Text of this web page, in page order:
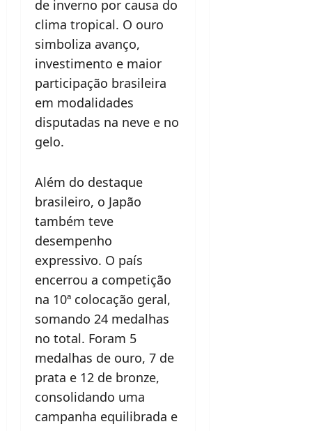
de inverno por causa do
clima tropical. O ouro
simboliza avanço,
investimento e maior
participação brasileira
em modalidades
disputadas na neve e no
gelo.
Além do destaque
brasileiro, o Japão
também teve
desempenho
expressivo. O país
encerrou a competição
na 10ª colocação geral,
somando 24 medalhas
no total. Foram 5
medalhas de ouro, 7 de
prata e 12 de bronze,
consolidando uma
campanha equilibrada e